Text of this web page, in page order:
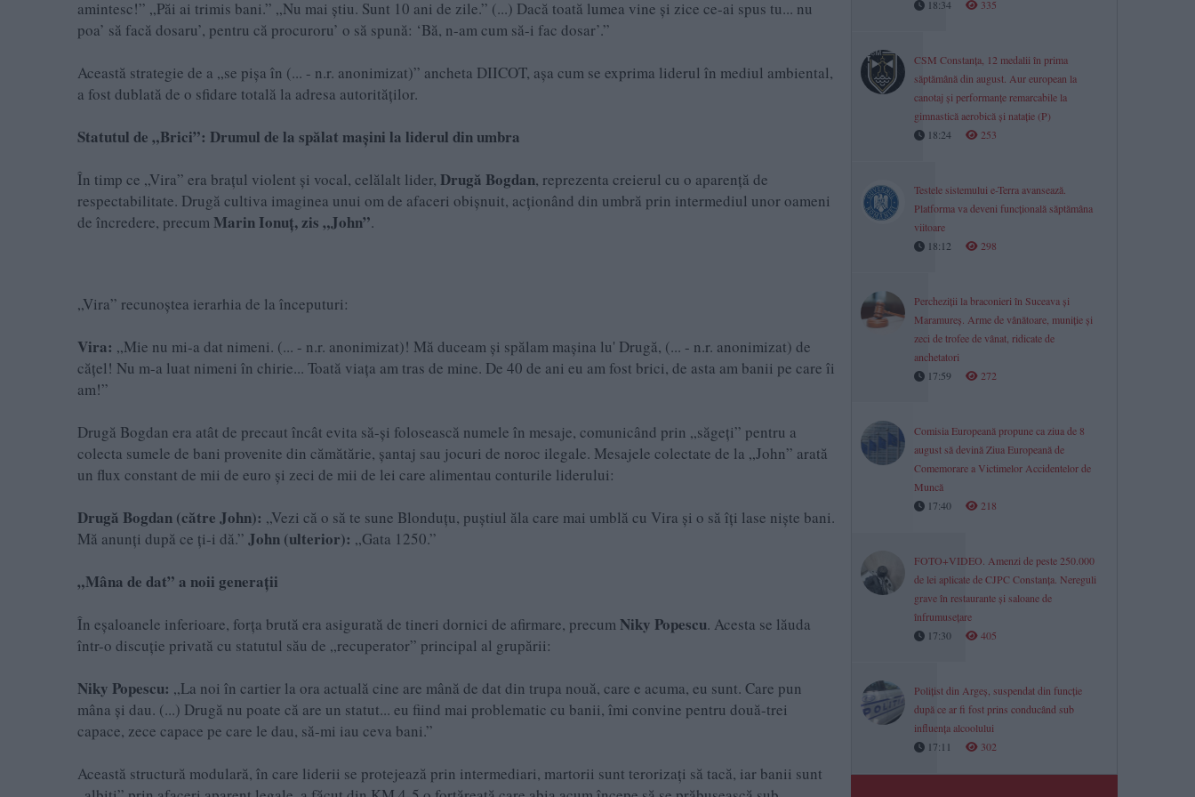
amintesc!” „Păi ai trimis bani.” „Nu mai știu. Sunt 10 ani de zile.” (...) Dacă toată lumea vine și zice ce-ai spus tu... nu
poa’ să facă dosaru’, pentru că procuroru’ o să spună: ‘Bă, n-am cum să-i fac dosar’.”
Această strategie de a „se pișa în (... - n.r. anonimizat)” ancheta DIICOT, așa cum se exprima liderul în mediul ambiental,
a fost dublată de o sfidare totală la adresa autorităților.
Statutul de „Brici”: Drumul de la spălat mașini la liderul din umbra
În timp ce „Vira” era brațul violent și vocal, celălalt lider, Drugă Bogdan, reprezenta creierul cu o aparență de
respectabilitate. Drugă cultiva imaginea unui om de afaceri obișnuit, acționând din umbră prin intermediul unor oameni
de încredere, precum Marin Ionuț, zis „John”.
„Vira” recunoștea ierarhia de la începuturi:
Vira: „Mie nu mi-a dat nimeni. (... - n.r. anonimizat)! Mă duceam și spălam mașina lu' Drugă, (... - n.r. anonimizat) de
cățel! Nu m-a luat nimeni în chirie... Toată viața am tras de mine. De 40 de ani eu am fost brici, de asta am banii pe care îi
am!”
Drugă Bogdan era atât de precaut încât evita să-și folosească numele în mesaje, comunicând prin „săgeți” pentru a
colecta sumele de bani provenite din cămătărie, șantaj sau jocuri de noroc ilegale. Mesajele colectate de la „John” arată
un flux constant de mii de euro și zeci de mii de lei care alimentau conturile liderului:
Drugă Bogdan (către John): „Vezi că o să te sune Blonduțu, puștiul ăla care mai umblă cu Vira și o să îți lase niște bani.
Mă anunți după ce ți-i dă.” John (ulterior): „Gata 1250.”
„Mâna de dat” a noii generații
În eșaloanele inferioare, forța brută era asigurată de tineri dornici de afirmare, precum Niky Popescu. Acesta se lăuda
într-o discuție privată cu statutul său de „recuperator” principal al grupării:
Niky Popescu: „La noi în cartier la ora actuală cine are mână de dat din trupa nouă, care e acuma, eu sunt. Care pun
mâna și dau. (...) Drugă nu poate că are un statut... eu fiind mai problematic cu banii, îmi convine pentru două-trei
capace, zece capace pe care le dau, să-mi iau ceva bani.”
Această structură modulară, în care liderii se protejează prin intermediari, martorii sunt terorizați să tacă, iar banii sunt
18:34
335
CSM Constanța, 12 medalii în prima
săptămână din august. Aur european la
canotaj și performanțe remarcabile la
gimnastică aerobică și natație (P)
18:24
253
Testele sistemului e-Terra avansează.
Platforma va deveni funcțională săptămâna
viitoare
18:12
298
Percheziții la braconieri în Suceava și
Maramureș. Arme de vânătoare, muniție și
zeci de trofee de vânat, ridicate de
anchetatori
17:59
272
Comisia Europeană propune ca ziua de 8
august să devină Ziua Europeană de
Comemorare a Victimelor Accidentelor de
Muncă
17:40
218
FOTO+VIDEO. Amenzi de peste 250.000
de lei aplicate de CJPC Constanța. Nereguli
grave în restaurante și saloane de
înfrumusețare
17:30
405
Polițist din Argeș, suspendat din funcție
după ce ar fi fost prins conducând sub
influența alcoolului
17:11
302